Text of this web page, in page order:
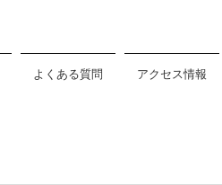
よくある質問 アクセス情報